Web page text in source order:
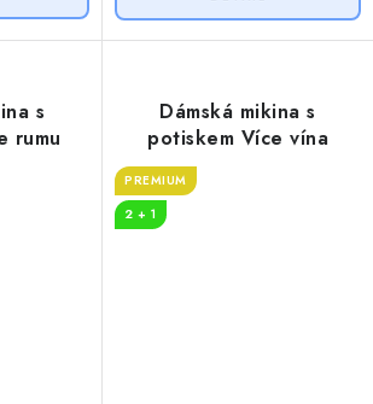
s
rumu
Dámská mikina s
potiskem Více vína
PREMIUM
2 + 1